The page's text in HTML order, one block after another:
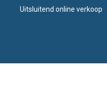
Uitsluitend online verkoop